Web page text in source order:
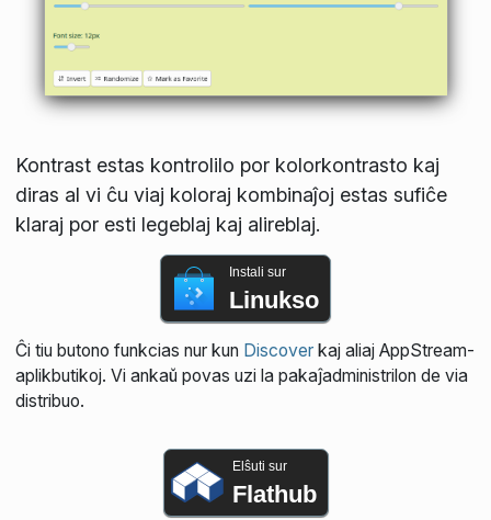
Kontrast estas kontrolilo por kolorkontrasto kaj
diras al vi ĉu viaj koloraj kombinaĵoj estas sufiĉe
klaraj por esti legeblaj kaj alireblaj.
Instali sur
Linukso
Ĉi tiu butono funkcias nur kun Discoverkaj aliaj AppStream-
aplikbutikoj. Vi ankaŭ povas uzi la pakaĵadministrilon de via
distribuo.
Elŝuti sur
Flathub